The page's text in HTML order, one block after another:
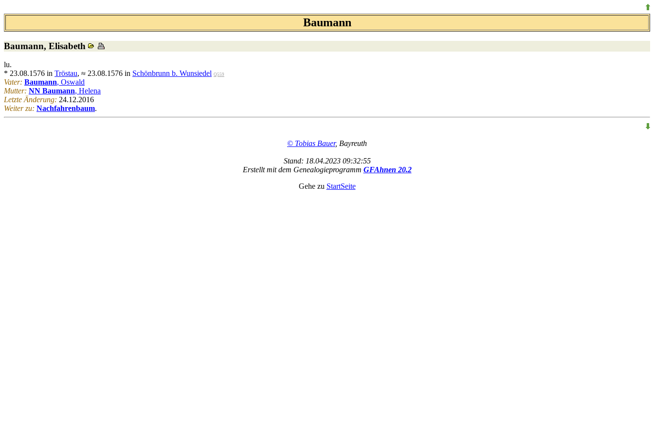
Baumann
Baumann, Elisabeth
lu.
* 23.08.1576 in Tröstau, ≈ 23.08.1576 in Schönbrunn b. Wunsiedel Q559
Vater: Baumann, Oswald
Mutter: NN Baumann, Helena
Letzte Änderung: 24.12.2016
Weiter zu: Nachfahrenbaum.
© Tobias Bauer, Bayreuth
Stand: 18.04.2023 09:32:55
Erstellt mit dem Genealogieprogramm GFAhnen 20.2
Gehe zu StartSeite